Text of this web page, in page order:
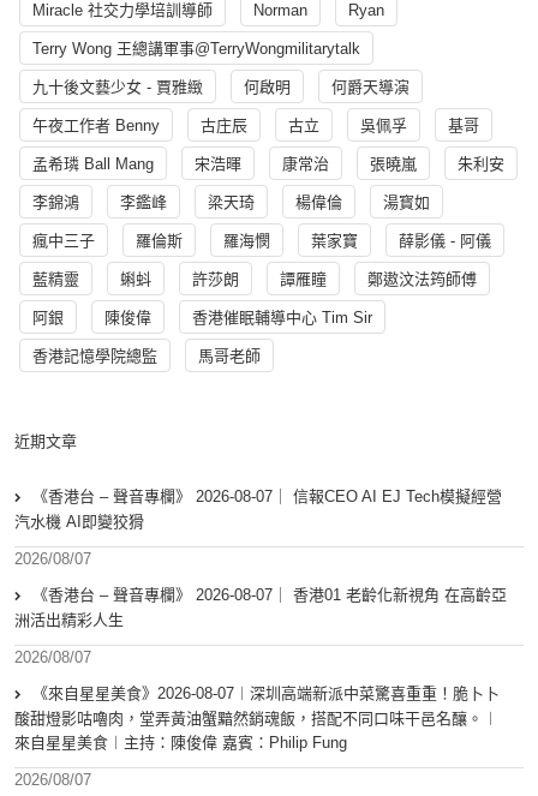
Miracle 社交力學培訓導師 Norman Ryan
Terry Wong 王總講軍事@TerryWongmilitarytalk
九十後文藝少女 - 賈雅緻 何啟明 何爵天導演
午夜工作者 Benny 古庄辰 古立 吳佩孚 基哥
孟希璘 Ball Mang 宋浩暉 康常治 張曉嵐 朱利安
李錦鴻 李鑑峰 梁天琦 楊偉倫 湯寳如
瘋中三子 羅倫斯 羅海憫 葉家寶 薛影儀 - 阿儀
藍精靈 蝌蚪 許莎朗 譚雁瞳 鄭遨汶法筠師傅
阿銀 陳俊偉 香港催眠輔導中心 Tim Sir
香港記憶學院總監 馬哥老師
近期文章
《香港台 – 聲音專欄》 2026-08-07｜ 信報CEO AI EJ Tech模擬經營
汽水機 AI即變狡猾
2026/08/07
《香港台 – 聲音專欄》 2026-08-07｜ 香港01 老齡化新視角 在高齡亞
洲活出精彩人生
2026/08/07
《來自星星美食》2026-08-07︱深圳高端新派中菜驚喜重重！脆卜卜
酸甜燈影咕嚕肉，堂弄黃油蟹黯然銷魂飯，搭配不同口味干邑名釀。︱
來自星星美食︱主持：陳俊偉 嘉賓：Philip Fung
2026/08/07